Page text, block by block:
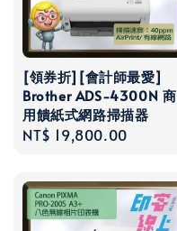
[領券折][會計師最愛]
Brother ADS-4300N 商
用饋紙式網路掃描器
Regular
NT$ 19,800.00